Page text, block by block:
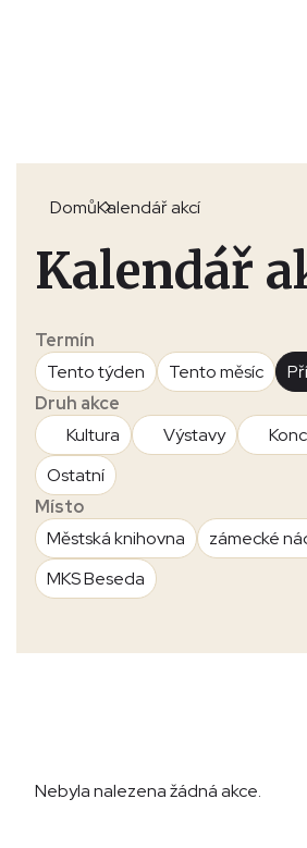
DomůKalendář akcí
Kalendář
Termín
Tento týden
Tento měsíc
Druh akce
Kultura
Výstavy
Ostatní
Místo
Městská knihovna
zámecké
MKS Beseda
Nebyla nalezena žádná akce.